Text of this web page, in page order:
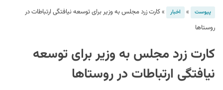
پیوست » اخبار »کارت زرد مجلس به وزیر برای توسعه نیافتگی ارتباطات در
روستاها
کارت زرد مجلس به وزیر برای توسعه
نیافتگی ارتباطات در روستاها